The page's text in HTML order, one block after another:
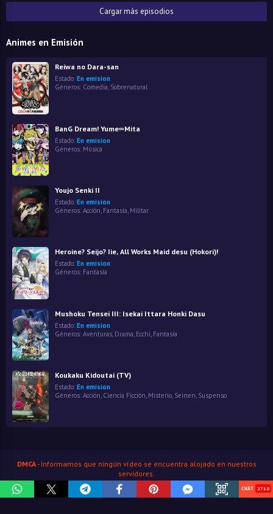
Cargar más episodios
Animes en Emisión
Reiwa no Dara-san
Estado: En emision
Géneros: Comedia, Sobrenatural
BanG Dream! Yume∞Mita
Estado: En emision
Géneros: Música
Youjo Senki II
Estado: En emision
Géneros: Acción, Fantasía, Militar
Heroine? Seijo? Iie, All Works Maid desu (Hokori)!
Estado: En emision
Géneros: Fantasía
Mushoku Tensei III: Isekai Ittara Honki Dasu
Estado: En emision
Géneros: Aventuras Drama Ecchi Fantasía
Koukaku Kidoutai (TV)
Estado: En emision
Géneros: Acción, Ciencia Ficción, Misterio, Seinen, Suspenso
DMCA- Informamos que ningún vídeo se encuentra alojado en nuestros
servidores.
HenaoJara© Copyright 2026
2710